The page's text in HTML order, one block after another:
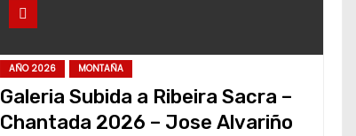
AÑO 2026 MONTAÑA
Galeria Subida a Ribeira Sacra –
Chantada 2026 – Jose Alvariño